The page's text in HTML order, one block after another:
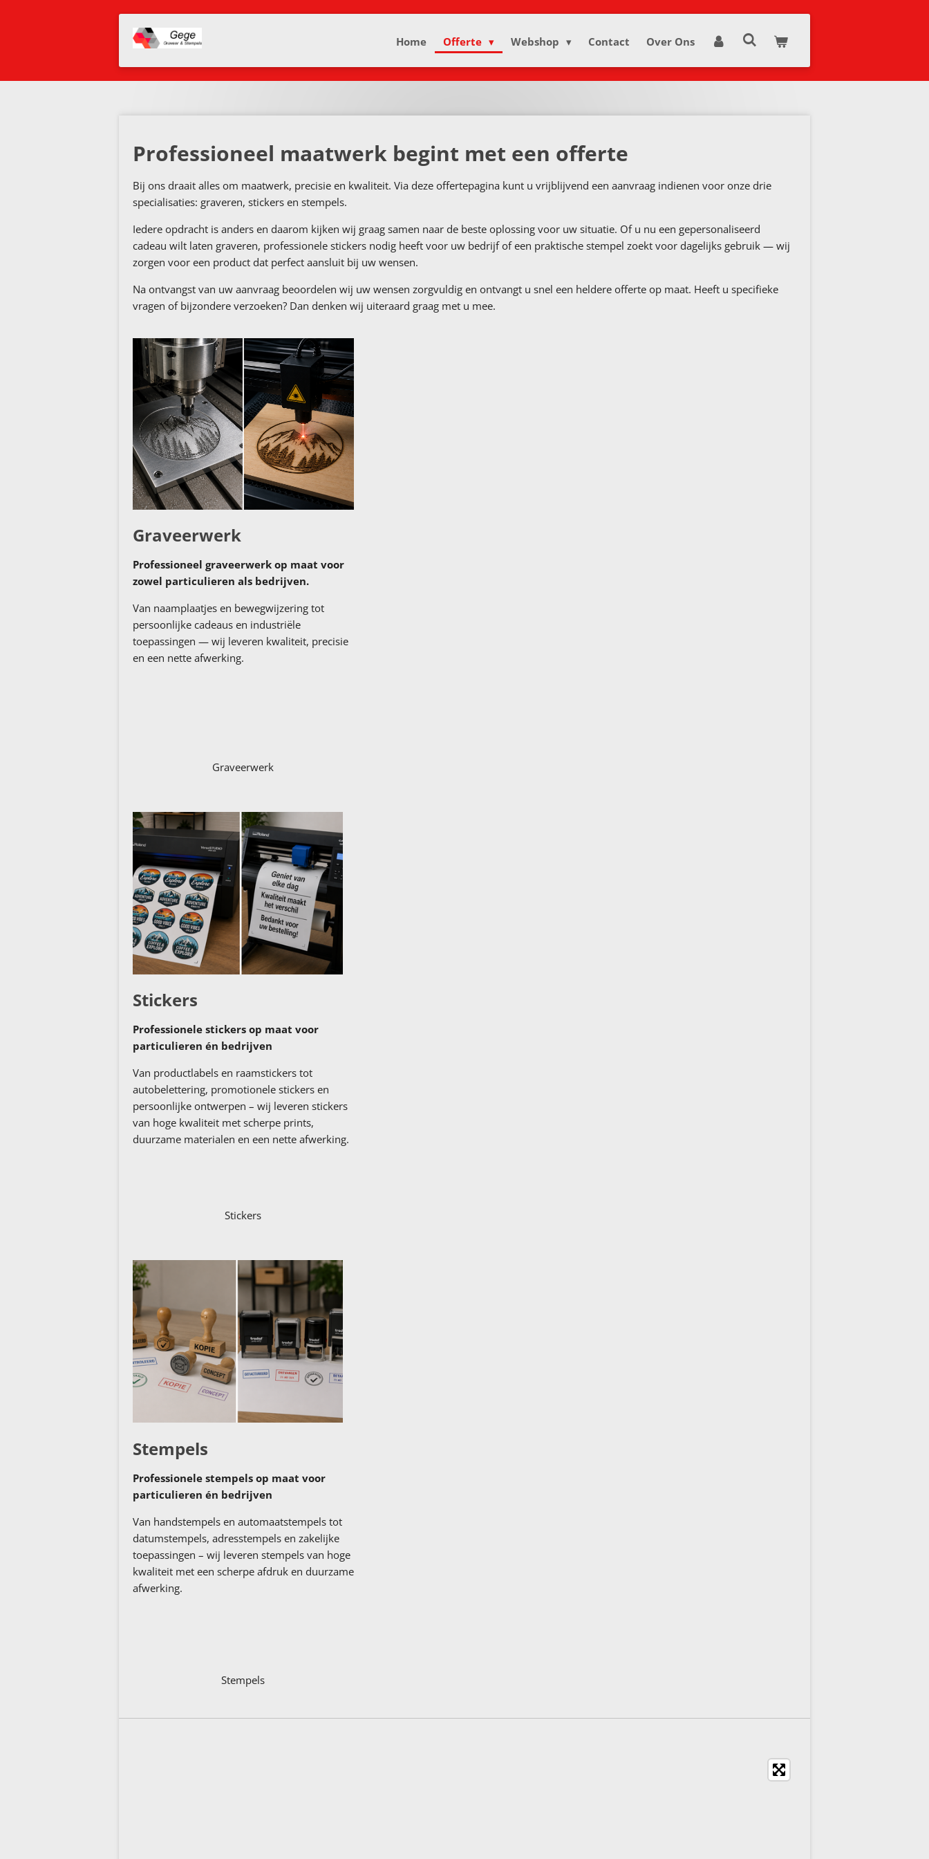
hoofdinhoud
Home Offerte Webshop Contact Over Ons
Professioneel maatwerk begint met een offerte
Bij ons draait alles om maatwerk, precisie en kwaliteit. Via deze offertepagina kunt u vrijblijvend een aanvraag indienen voor onze drie
specialisaties: graveren, stickers en stempels.
Iedere opdracht is anders en daarom kijken wij graag samen naar de beste oplossing voor uw situatie. Of u nu een gepersonaliseerd
cadeau wilt laten graveren, professionele stickers nodig heeft voor uw bedrijf of een praktische stempel zoekt voor dagelijks gebruik — wij
zorgen voor een product dat perfect aansluit bij uw wensen.
Na ontvangst van uw aanvraag beoordelen wij uw wensen zorgvuldig en ontvangt u snel een heldere offerte op maat. Heeft u specifieke
vragen of bijzondere verzoeken? Dan denken wij uiteraard graag met u mee.
Graveerwerk
Professioneel graveerwerk op maat voor
zowel particulieren als bedrijven.
Van naamplaatjes en bewegwijzering tot
persoonlijke cadeaus en industriële
toepassingen — wij leveren kwaliteit, precisie
en een nette afwerking.
Graveerwerk
Stickers
Professionele stickers op maat voor
particulieren én bedrijven
Van productlabels en raamstickers tot
autobelettering, promotionele stickers en
persoonlijke ontwerpen – wij leveren stickers
van hoge kwaliteit met scherpe prints,
duurzame materialen en een nette afwerking.
Stickers
Stempels
Professionele stempels op maat voor
particulieren én bedrijven
Van handstempels en automaatstempels tot
datumstempels, adresstempels en zakelijke
toepassingen – wij leveren stempels van hoge
kwaliteit met een scherpe afdruk en duurzame
afwerking.
Stempels